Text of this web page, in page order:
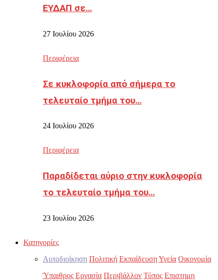
ΕΥΔΑΠ σε…
27 Ιουλίου 2026
Περιφέρεια
Σε κυκλοφορία από σήμερα το
τελευταίο τμήμα του…
24 Ιουλίου 2026
Περιφέρεια
Παραδίδεται αύριο στην κυκλοφορία
το τελευταίο τμήμα του…
23 Ιουλίου 2026
Κατηγορίες
Αυτοδιοίκηση Πολιτική ΕκπαίδευσηΥγεία Οικονομία
Ύπαιθρος Εργασία Περιβάλλον Τύπος Επιστημη